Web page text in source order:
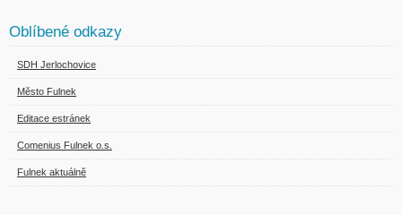
Oblíbené odkazy
SDH Jerlochovice
Město Fulnek
Editace estránek
Comenius Fulnek o.s.
Fulnek aktuálně